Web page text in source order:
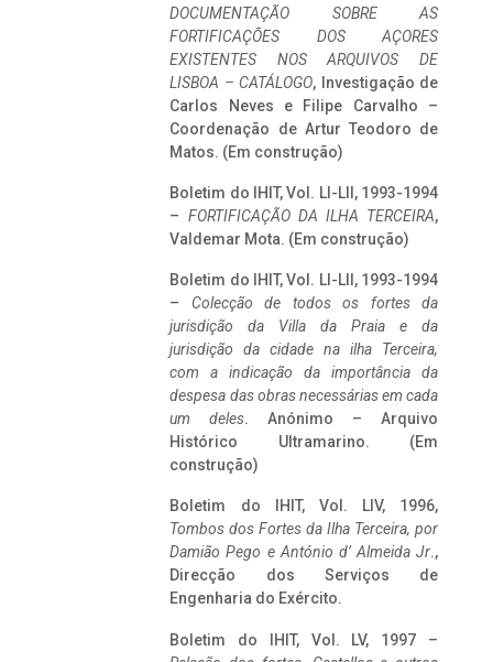
DOCUMENTAÇÃO SOBRE AS
FORTIFICAÇÕES DOS AÇORES
EXISTENTES NOS ARQUIVOS DE
LISBOA – CATÁLOGO, Investigação de
Carlos Neves e Filipe Carvalho –
Coordenação de Artur Teodoro de
Matos. (Em construção)
Boletim do IHIT, Vol. LI-LII, 1993-1994
– FORTIFICAÇÃO DA ILHA TERCEIRA,
Valdemar Mota. (Em construção)
Boletim do IHIT, Vol. LI-LII, 1993-1994
– Colecção de todos os fortes da
jurisdição da Villa da Praia e da
jurisdição da cidade na ilha Terceira,
com a indicação da importância da
despesa das obras necessárias em cada
um deles. Anónimo – Arquivo
Histórico Ultramarino. (Em
construção)
Boletim do IHIT, Vol. LIV, 1996,
Tombos dos Fortes da Ilha Terceira, por
Damião Pego e António d’ Almeida Jr.,
Direcção dos Serviços de
Engenharia do Exército.
Boletim do IHIT, Vol. LV, 1997 –